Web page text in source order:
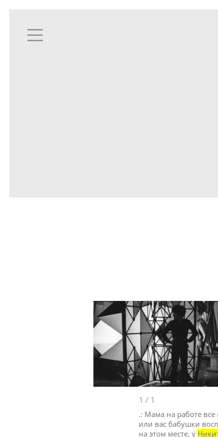
1 / 1
.: Мама на работе
или вас бабушки
на этом месте, у